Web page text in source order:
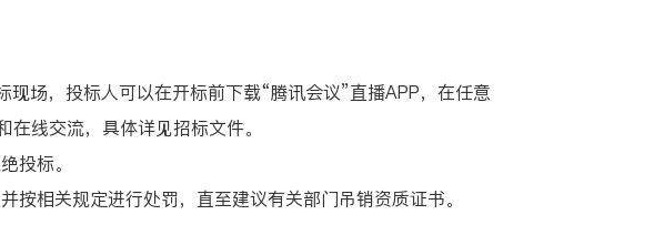
场，投标人可以在开标前下载“腾讯会议”直播APP，在任意
线交流，具体详见招标文件。
投标。
相关规定进行处罚，直至建议有关部门吊销资质证书。